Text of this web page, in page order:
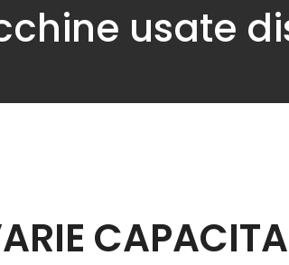
usate